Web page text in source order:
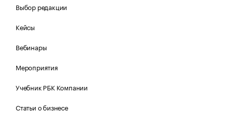
Выбор редакции
Кейсы
Вебинары
Мероприятия
Учебник РБК Компании
Статьи о бизнесе